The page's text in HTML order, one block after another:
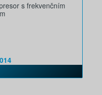
s frekvenčním